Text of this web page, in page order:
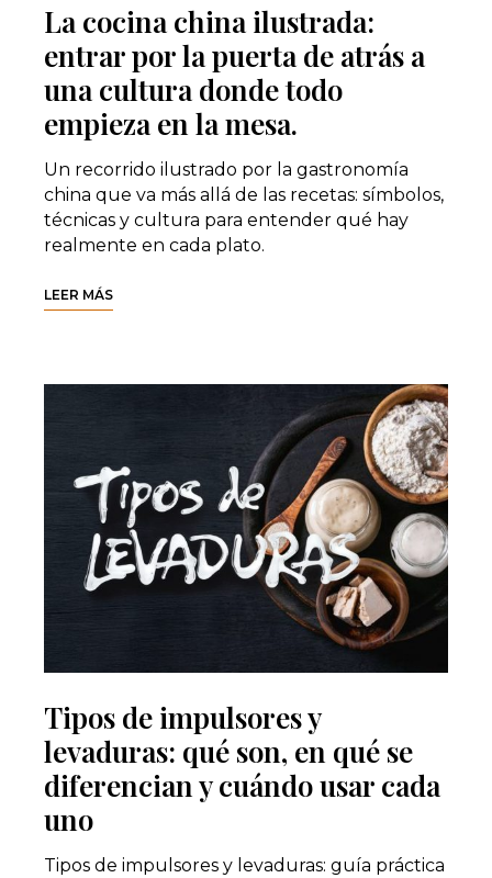
La cocina china ilustrada:
entrar por la puerta de atrás a
una cultura donde todo
empieza en la mesa.
Un recorrido ilustrado por la gastronomía
china que va más allá de las recetas: símbolos,
técnicas y cultura para entender qué hay
realmente en cada plato.
LEER MÁS
Tipos de impulsores y
levaduras: qué son, en qué se
diferencian y cuándo usar cada
uno
Tipos de impulsores y levaduras: guía práctica